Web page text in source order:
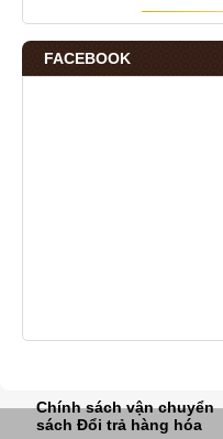
FACEBOOK
Chính sách vận chuyển
sách Đổi trả hàng hóa